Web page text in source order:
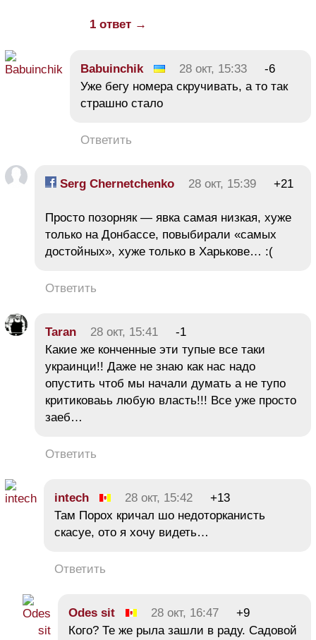
1 ответ →
Babuinchik 28 окт, 15:33
-6
Уже бегу номера скручивать, а то так
страшно стало
Ответить
Serg Chernetchenko 28 окт, 15:39 +21
Просто позорняк — явка самая низкая, хуже
только на Донбассе, повыбирали «самых
достойных», хуже только в Харькове… :(
Ответить
Taran 28 окт, 15:41
-1
Какие же конченные эти тупые все таки
украинци!! Даже не знаю как нас надо
опустить чтоб мы начали думать а не тупо
критиковаьь любую власть!!! Все уже просто
заеб…
Ответить
intech 28 окт, 15:42
+13
Там Порох кричал шо недоторканисть
скасуе, ото я хочу видеть…
Ответить
Odes sit 28 окт, 16:47
+9
Кого? Те же рыла зашли в раду. Садовой